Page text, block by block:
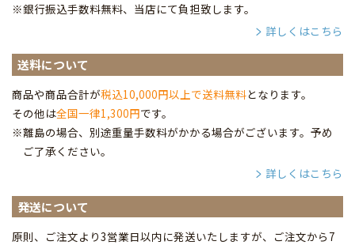
※銀行振込手数料無料、当店にて負担致します。
詳しくはこちら
送料について
商品や商品合計が税込10,000円以上で送料無料となります。
その他は全国一律1,300円です。
※離島の場合、別途重量手数料がかかる場合がございます。予め
ご了承ください。
詳しくはこちら
発送について
原則、ご注文より3営業日以内に発送いたしますが、ご注文から7